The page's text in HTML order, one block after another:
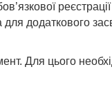
додаткового
Для цього